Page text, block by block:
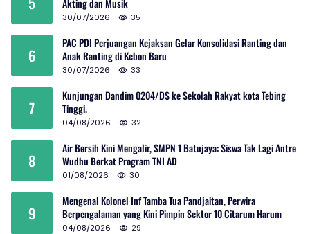
30/07/2026 35
6
PAC PDI Perjuangan Kejaksan Gelar Konsolidasi Ranting dan
Anak Ranting di Kebon Baru
30/07/2026 33
7
Kunjungan Dandim 0204/DS ke Sekolah Rakyat kota Tebing
Tinggi.
04/08/2026 32
8
Air Bersih Kini Mengalir, SMPN 1 Batujaya: Siswa Tak Lagi Antre
Wudhu Berkat Program TNI AD
01/08/2026 30
9
Mengenal Kolonel Inf Tamba Tua Pandjaitan, Perwira
Berpengalaman yang Kini Pimpin Sektor 10 Citarum Harum
04/08/2026 29